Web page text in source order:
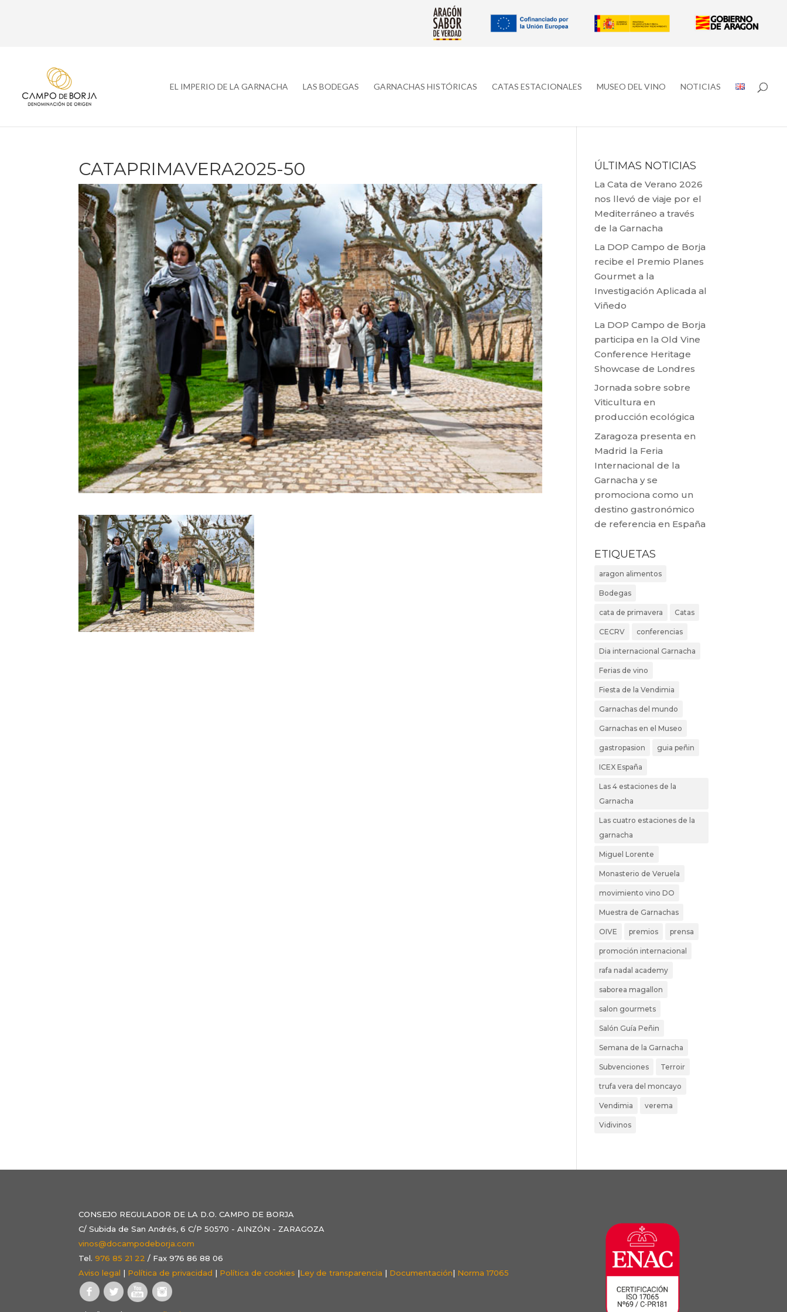
EL IMPERIO DE LA GARNACHA LAS BODEGAS GARNACHAS HISTÓRICAS CATAS ESTACIONALES MUSEO DEL VINO NOTICIAS
CATAPRIMAVERA2025-50 ÚLTIMAS NOTICIAS
La Cata de Verano 2026
nos llevó de viaje por el
Mediterráneo a través
de la Garnacha
La DOP Campo de Borja
recibe el Premio Planes
Gourmet a la
Investigación Aplicada al
Viñedo
La DOP Campo de Borja
participa en la Old Vine
Conference Heritage
Showcase de Londres
Jornada sobre sobre
Viticultura en
producción ecológica
Zaragoza presenta en
Madrid la Feria
Internacional de la
Garnacha y se
promociona como un
destino gastronómico
de referencia en España
ETIQUETAS
aragon alimentos
Bodegas
cata de primavera Catas
CECRV conferencias
Dia internacional Garnacha
Ferias de vino
Fiesta de la Vendimia
Garnachas del mundo
Garnachas en el Museo
gastropasion guia peñin
ICEX España
Las 4 estaciones de la
Garnacha
Las cuatro estaciones de la
garnacha
Miguel Lorente
Monasterio de Veruela
movimiento vino DO
Muestra de Garnachas
OIVE premios prensa
promoción internacional
rafa nadal academy
saborea magallon
salon gourmets
Salón Guía Peñin
Semana de la Garnacha
Subvenciones Terroir
trufa vera del moncayo
Vendimia verema
Vidivinos
CONSEJO REGULADOR DE LA D.O. CAMPO DE BORJA
C/ Subida de San Andrés, 6 C/P 50570 - AINZÓN - ZARAGOZA
vinos@docampodeborja.com
Tel.976 85 21 22 / Fax 976 86 88 06
Aviso legal | Política de privacidad | Política de cookies |Ley de transparencia | Documentación| Norma 17065